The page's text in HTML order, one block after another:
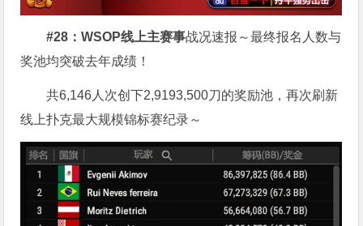
#28：WSOP线上主赛事战况速报～最终报名人数与
奖池均突破去年成绩！
共6,146人次创下2,9193,500刀的奖励池，再次刷新
线上扑克最大规模锦标赛纪录～